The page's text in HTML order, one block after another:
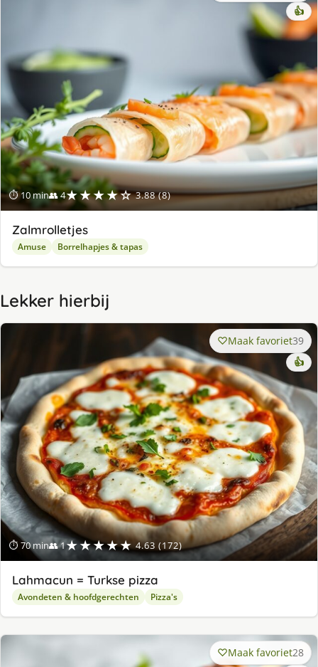
⏱ 10 min👥 4★★★★☆ 3.88 (8)
👍
Zalmrolletjes
Amuse Borrelhapjes & tapas
Lekker hierbij
⏱ 70 min👥 1★★★★★ 4.63 (172)
Maak favoriet39
👍
Lahmacun = Turkse pizza
Avondeten & hoofdgerechten Pizza's
Maak favoriet28